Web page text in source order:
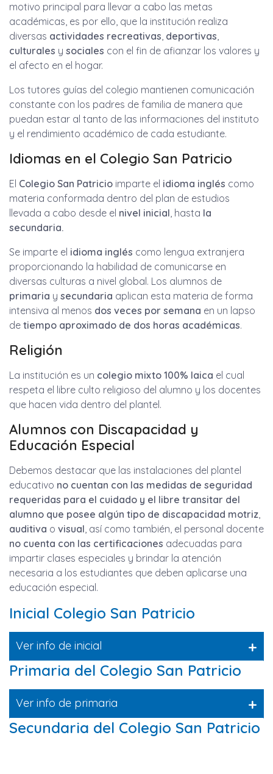
motivo principal para llevar a cabo las metas
académicas, es por ello, que la institución realiza
diversas actividades recreativas, deportivas,
culturales y sociales con el fin de afianzar los valores y
el afecto en el hogar.
Los tutores guías del colegio mantienen comunicación
constante con los padres de familia de manera que
puedan estar al tanto de las informaciones del instituto
y el rendimiento académico de cada estudiante.
Idiomas en el Colegio San Patricio
El Colegio San Patricio imparte el idioma inglés como
materia conformada dentro del plan de estudios
llevada a cabo desde el nivel inicial, hasta la
secundaria.
Se imparte el idioma inglés como lengua extranjera
proporcionando la habilidad de comunicarse en
diversas culturas a nivel global. Los alumnos de
primaria y secundaria aplican esta materia de forma
intensiva al menos dos veces por semana en un lapso
de tiempo aproximado de dos horas académicas.
Religión
La institución es un colegio mixto 100% laica el cual
respeta el libre culto religioso del alumno y los docentes
que hacen vida dentro del plantel.
Alumnos con Discapacidad y
Educación Especial
Debemos destacar que las instalaciones del plantel
educativo no cuentan con las medidas de seguridad
requeridas para el cuidado y el libre transitar del
alumno que posee algún tipo de discapacidad motriz,
auditiva o visual, así como también, el personal docente
no cuenta con las certificaciones adecuadas para
impartir clases especiales y brindar la atención
necesaria a los estudiantes que deben aplicarse una
educación especial.
Inicial Colegio San Patricio
Ver info de inicial +
Primaria del Colegio San Patricio
Ver info de primaria +
Secundaria del Colegio San Patricio